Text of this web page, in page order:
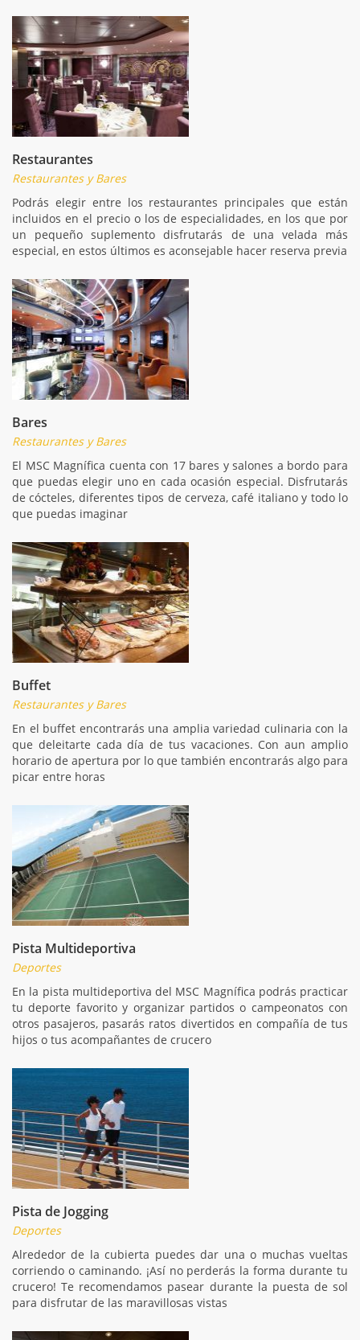
Restaurantes
Restaurantes y Bares
Podrás elegir entre los restaurantes principales que están
incluidos en el precio o los de especialidades, en los que por
un pequeño suplemento disfrutarás de una velada más
especial, en estos últimos es aconsejable hacer reserva previa
Bares
Restaurantes y Bares
El MSC Magnífica cuenta con 17 bares y salones a bordo para
que puedas elegir uno en cada ocasión especial. Disfrutarás
de cócteles, diferentes tipos de cerveza, café italiano y todo lo
que puedas imaginar
Buffet
Restaurantes y Bares
En el buffet encontrarás una amplia variedad culinaria con la
que deleitarte cada día de tus vacaciones. Con aun amplio
horario de apertura por lo que también encontrarás algo para
picar entre horas
Pista Multideportiva
Deportes
En la pista multideportiva del MSC Magnífica podrás practicar
tu deporte favorito y organizar partidos o campeonatos con
otros pasajeros, pasarás ratos divertidos en compañía de tus
hijos o tus acompañantes de crucero
Pista de Jogging
Deportes
Alrededor de la cubierta puedes dar una o muchas vueltas
corriendo o caminando. ¡Así no perderás la forma durante tu
crucero! Te recomendamos pasear durante la puesta de sol
para disfrutar de las maravillosas vistas